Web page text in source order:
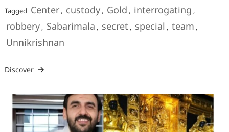
Tagged Center, custody, Gold , interrogating ,
robbery, Sabarimala , secret , special , team ,
Unnikrishnan
Discover